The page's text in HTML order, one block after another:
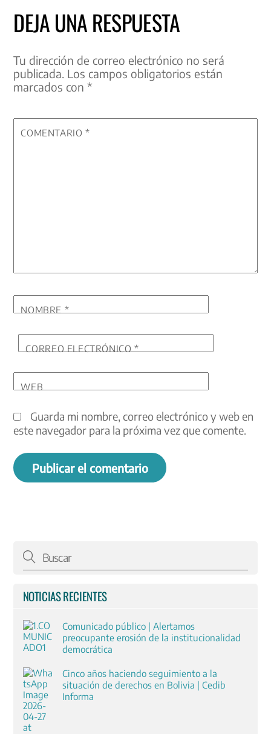
DEJA UNA RESPUESTA
Tu dirección de correo electrónico no será
publicada. Los campos obligatorios están
marcados con*
COMENTARIO*
NOMBRE *
CORREO ELECTRÓNICO*
WEB
Guarda mi nombre, correo electrónico y web en
este navegador para la próxima vez que comente.
NOTICIAS RECIENTES
Comunicado público | Alertamos
preocupante erosión de la institucionalidad
democrática
Cinco años haciendo seguimiento a la
situación de derechos en Bolivia | Cedib
Informa